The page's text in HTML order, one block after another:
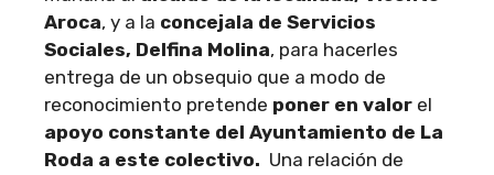
Aroca, y a la concejala de Servicios
Sociales, Delfina Molina, para hacerles
entrega de un obsequio que a modo de
reconocimiento pretende poner en valor el
apoyo constante del Ayuntamiento de La
Roda a este colectivo. Una relación de